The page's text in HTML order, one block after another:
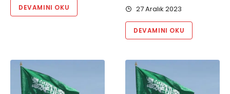
DEVAMINI OKU 27 Aralık 2023
DEVAMINI OKU